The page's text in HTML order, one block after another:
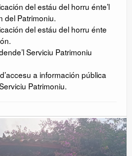
del estáu del horru énte’l
del Patrimoniu.
del estáu del horru énte
Serviciu Patrimoniu
a información pública
Patrimoniu.